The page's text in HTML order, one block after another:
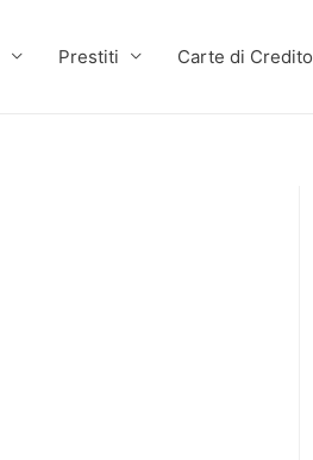
Prestiti Carte di Credito